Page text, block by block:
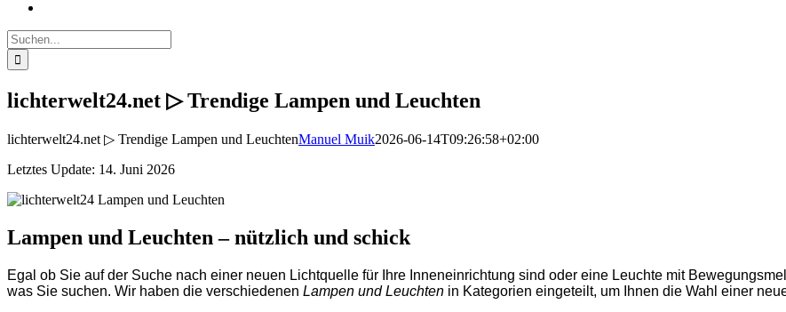
Suche
nach:
lichterwelt24.net ▷ Trendige Lampen und Leuchten
lichterwelt24.net ▷ Trendige Lampen und LeuchtenManuel Muik2026-06-14T09:26:58+02:00
Letztes Update: 14. Juni 2026
Lampen und Leuchten – nützlich und schick
Egal ob Sie auf der Suche nach einer neuen Lichtquelle für Ihre Inneneinrichtung sind oder eine Leuchte mit
was Sie suchen. Wir haben die verschiedenen Lampen und Leuchten in Kategorien eingeteilt, um Ihnen die Wahl einer